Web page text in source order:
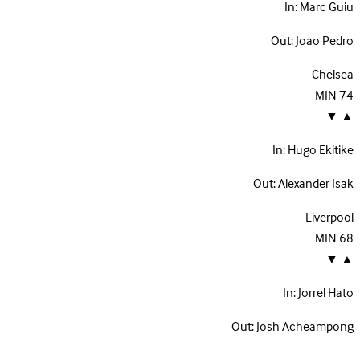
In:Marc Guiu
Out:Joao Pedro
Chelsea
74
MIN
▲
▼
In:Hugo Ekitike
Out:Alexander Isak
Liverpool
68
MIN
▲
▼
In:Jorrel Hato
Out:Josh Acheampong